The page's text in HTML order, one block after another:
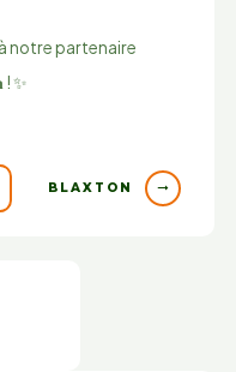
à notre partenaire
! ✨
BLAXTON